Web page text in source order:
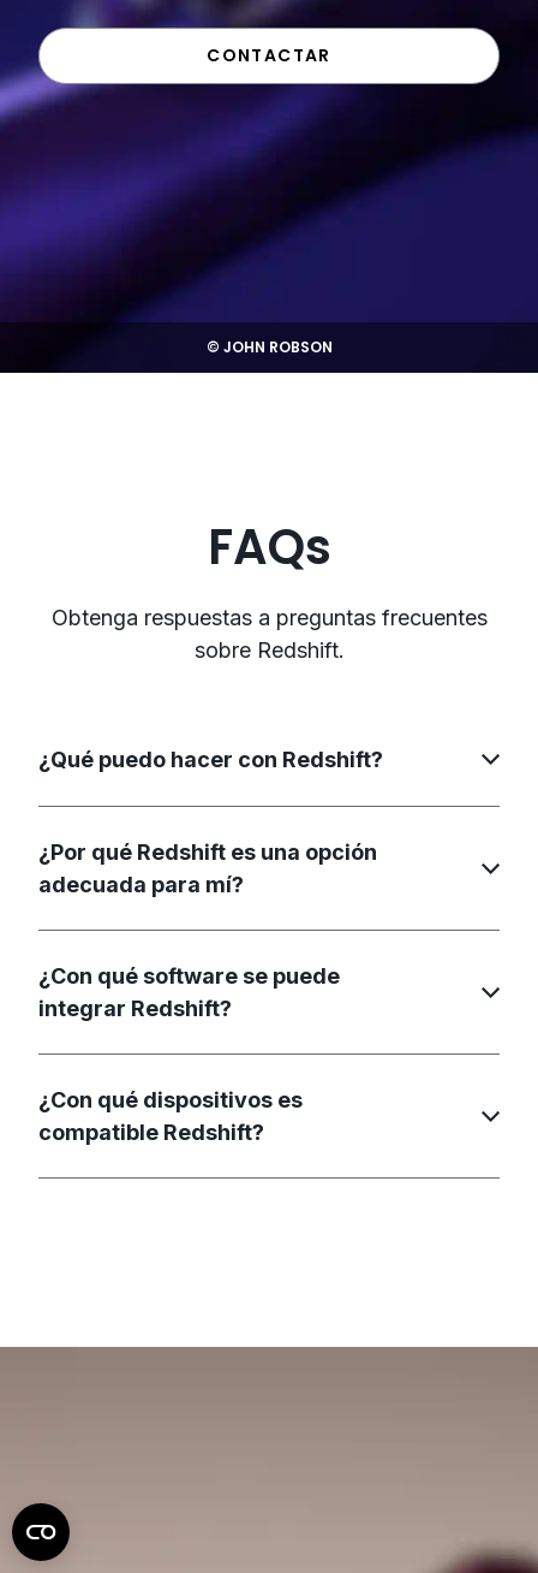
© JOHN ROBSON
CONTACTAR
FAQs
Obtenga respuestas a preguntas frecuentes
sobre Redshift.
¿Qué puedo hacer con Redshift?
¿Por qué Redshift es una opción
adecuada para mí?
¿Con qué software se puede
integrar Redshift?
¿Con qué dispositivos es
compatible Redshift?